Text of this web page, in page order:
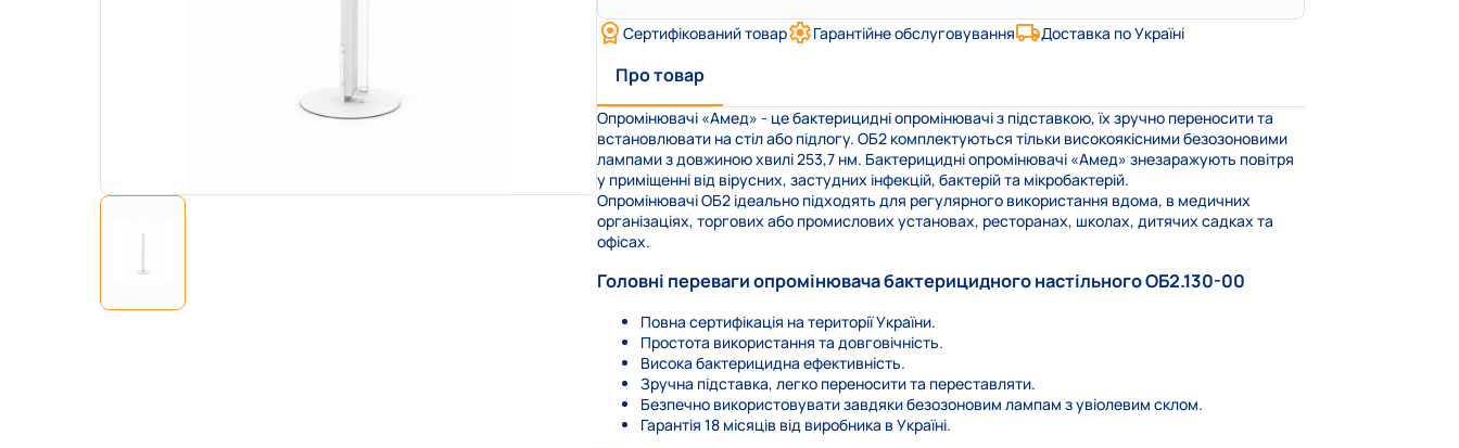
Сертифікований товар Гарантійне обслуговування Доставка по Україні
Про товар
Опромінювачі «Амед» - це бактерицидні опромінювачі з підставкою, їх зручно переносити та
встановлювати на стіл або підлогу. ОБ2 комплектуються тільки високоякісними безозоновими
лампами з довжиною хвилі 253,7 нм. Бактерицидні опромінювачі «Амед» знезаражують повітря
у приміщенні від вірусних, застудних інфекцій, бактерій та мікробактерій.
Опромінювачі ОБ2 ідеально підходять для регулярного використання вдома, в медичних
організаціях, торгових або промислових установах, ресторанах, школах, дитячих садках та
офісах.
Головні переваги опромінювача бактерицидного настільного ОБ2.130-00
Повна сертифікація на території України.
Простота використання та довговічність.
Висока бактерицидна ефективність.
Зручна підставка, легко переносити та переставляти.
Безпечно використовувати завдяки безозоновим лампам з увіолевим склом.
Гарантія 18 місяців від виробника в Україні.